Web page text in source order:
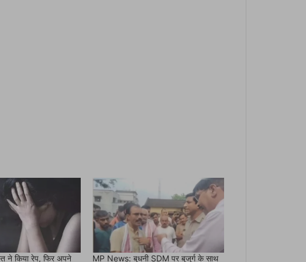
ने किया रेप, फिर अपने MP News: बुधनी SDM पर बुजुर्ग के साथ